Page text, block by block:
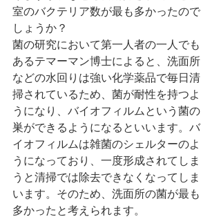
室のバクテリア数が最も多かったので
しょうか？
菌の研究において第一人者の一人でも
あるテマーマン博士によると、洗面所
などの水回りは強い化学薬品で毎日清
掃されているため、菌が耐性を持つよ
うになり、バイオフィルムという菌の
巣ができるようになるといいます。バ
イオフィルムは雑菌のシェルターのよ
うになっており、一度形成されてしま
うと清掃では除去できなくなってしま
います。そのため、洗面所の菌が最も
多かったと考えられます。